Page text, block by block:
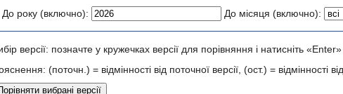
До року (включно): До місяця (включно):
версії: позначте у кружечках версії для порівняння і натисніть
(поточн.) = відмінності від поточної версії, (ост.) = відмінності